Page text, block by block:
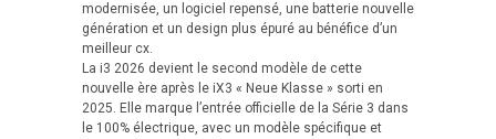
modernisée, un logiciel repensé, une batterie nouvelle
génération et un design plus épuré au bénéfice d’un
meilleur cx.
La i3 2026 devient le second modèle de cette
nouvelle ère après le iX3 « Neue Klasse » sorti en
2025. Elle marque l’entrée officielle de la Série 3 dans
le 100% électrique, avec un modèle spécifique et